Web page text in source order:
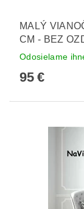
MALÝ
CM - BEZ
Odosielame
95 €